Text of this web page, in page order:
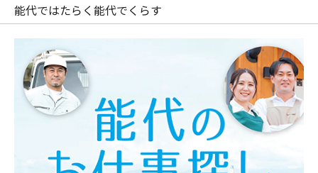
能代ではたらく能代でくらす